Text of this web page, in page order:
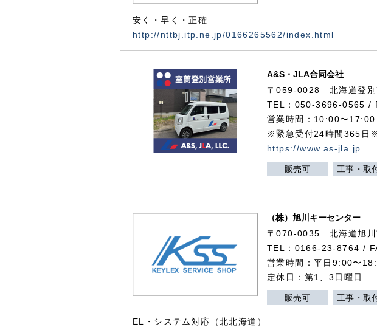
安く・早く・正確
http://nttbj.itp.ne.jp/0166265562/index.html
A&S・JLA合同会社
〒059-0028北海道登
TEL：050-3696-0565 /
営業時間：10:00〜17:00
※緊急受付24時間365日※
https://www.as-jla.jp
販売可 工事・取
（株）旭川キーセンター
〒070-0035 北海道旭川
TEL：0166-23-8764 /
営業時間：平日9:00〜
定休日：第1、3日曜日
販売可 工事・取
EL・システム対応（北北海道）